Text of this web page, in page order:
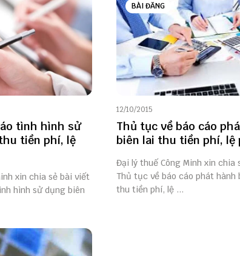
tình hình sử
tiền phí, lệ
xin chia sẻ bài viết
hình sử dụng biên
BÀI ĐĂNG
12/10/2015
Thủ tục về báo cáo
biên lai thu tiền phí, lệ
Đại lý thuế Công Minh xin chia
Thủ tục về báo cáo phát hành
thu tiền phí, lệ ...